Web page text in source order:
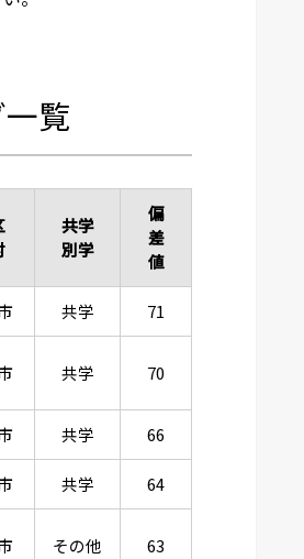
覧
共学
別学
偏
差
値
共学 71
共学 70
共学 66
共学 64
その他 63